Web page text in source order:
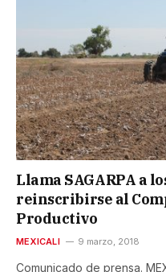
Llama SAGARPA a
reinscribirse al
Productivo
MEXICALI 9 marzo, 2018
Comunicado de prensa.